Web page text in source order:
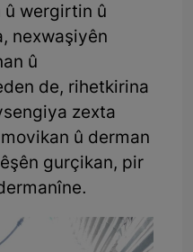
û wergirtin û
nexwaşiyên
û
de, rihetkirina
zexta
û derman
gurçikan, pir